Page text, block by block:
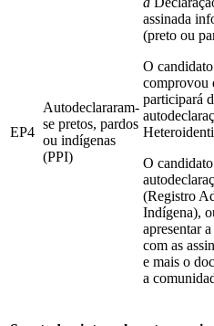
EP4
Autodeclararam-
se pretos, pardos
ou indígenas
(PPI)
assinada
(preto ou
O
comprovou
participará
O
(Registro
Indígena),
apresentar
com as
e mais o
a